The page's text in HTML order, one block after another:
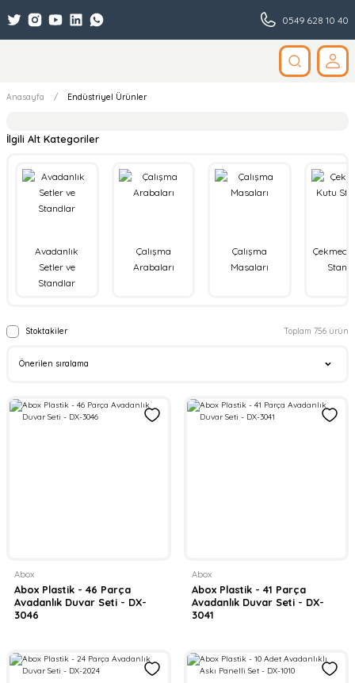
0549 628 10 40
Anasayfa Endüstriyel Ürünler
İlgili Alt Kategoriler
Avadanlık
Setler ve
Standlar
Çalışma
Arabaları
Çalışma
Masaları
Stoktakiler Toplam 756 ürün
Abox
Abox Plastik - 46 Parça
Avadanlık Duvar Seti - DX-
3046
Abox
Abox Plastik - 41 Parça
Avadanlık Duvar Seti - DX-
3041